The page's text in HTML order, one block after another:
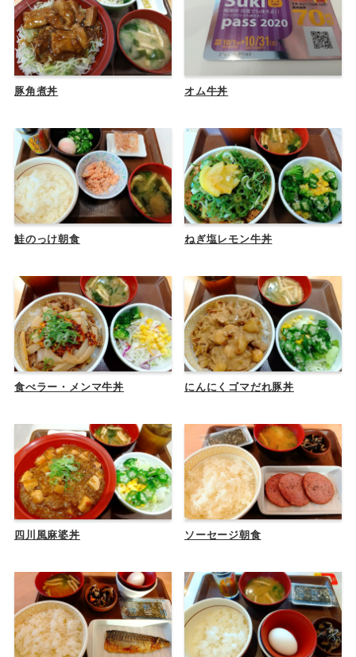
豚角煮丼 オム牛丼
鮭のっけ朝食 ねぎ塩レモン牛丼
食べラー・メンマ牛丼 にんにくゴマだれ豚丼
四川風麻婆丼 ソーセージ朝食